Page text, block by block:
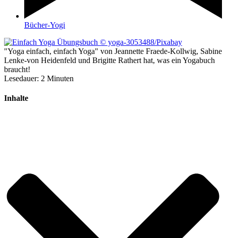
Bücher-Yogi
"Yoga einfach, einfach Yoga" von Jeannette Fraede-Kollwig, Sabine
Lenke-von Heidenfeld und Brigitte Rathert hat, was ein Yogabuch
braucht!
Lesedauer: 2 Minuten
Inhalte